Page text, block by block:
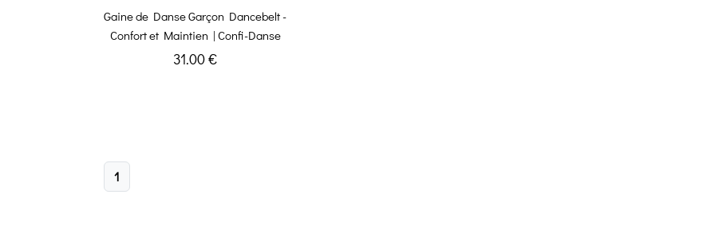
Gaine de Danse Garçon Dancebelt -
Confort et Maintien | Confi-Danse
31.00 €
1